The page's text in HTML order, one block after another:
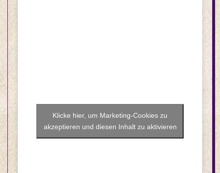
Klicke hier, um Marketing-Cookies zu
akzeptieren und diesen Inhalt zu aktivieren